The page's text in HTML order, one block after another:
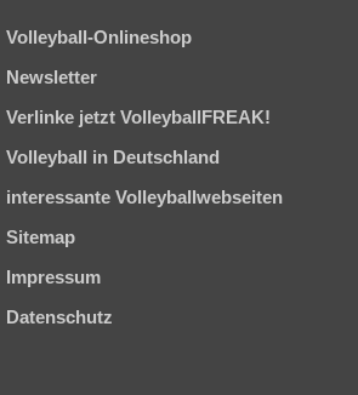
Volleyball-Onlineshop
Newsletter
Verlinke jetzt VolleyballFREAK!
Volleyball in Deutschland
interessante Volleyballwebseiten
Sitemap
Impressum
Datenschutz